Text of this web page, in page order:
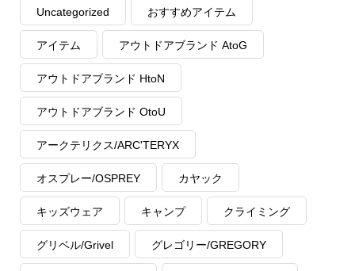
Uncategorized おすすめアイテム
アイテム アウトドアブランド AtoG
アウトドアブランド HtoN
アウトドアブランド OtoU
アークテリクス/ARC'TERYX
オスプレー/OSPREY カヤック
キッズウェア キャンプ クライミング
グリベル/Grivel グレゴリー/GREGORY